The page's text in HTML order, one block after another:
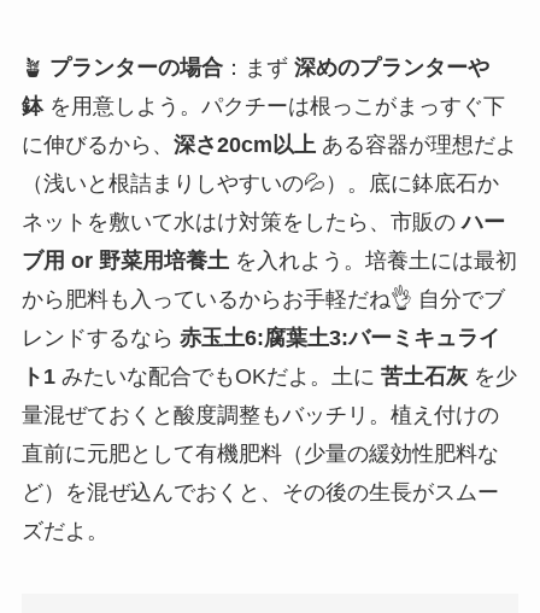
🪴 プランターの場合：まず 深めのプランターや
鉢を用意しよう。パクチーは根っこがまっすぐ下
に伸びるから、 深さ20cm以上 ある容器が理想だよ
（浅いと根詰まりしやすいの💦）。底に鉢底石か
ネットを敷いて水はけ対策をしたら、市販のハー
ブ用 or 野菜用培養土 を入れよう。培養土には最初
から肥料も入っているからお手軽だね👌 自分でブ
レンドするなら 赤玉土6:腐葉土3:バーミキュライ
ト1みたいな配合でもOKだよ。土に 苦土石灰を少
量混ぜておくと酸度調整もバッチリ。植え付けの
直前に元肥として有機肥料（少量の緩効性肥料な
ど）を混ぜ込んでおくと、その後の生長がスムー
ズだよ。